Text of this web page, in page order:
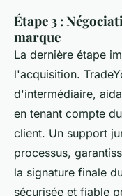
Étape 3 :
marque
La dernière étape
l'acquisition.
d'intermédiaire,
en tenant compte
client. Un support
processus,
la signature finale
sécurisée et fiable